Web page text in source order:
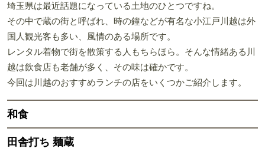
埼玉県は最近話題になっている土地のひとつですね。
その中で蔵の街と呼ばれ、時の鐘などが有名な小江戸川越は外
国人観光客も多い、風情のある場所です。
レンタル着物で街を散策する人もちらほら。そんな情緒ある川
越は飲食店も老舗が多く、その味は確かです。
今回は川越のおすすめランチの店をいくつかご紹介します。
和食
田舎打ち 麺蔵